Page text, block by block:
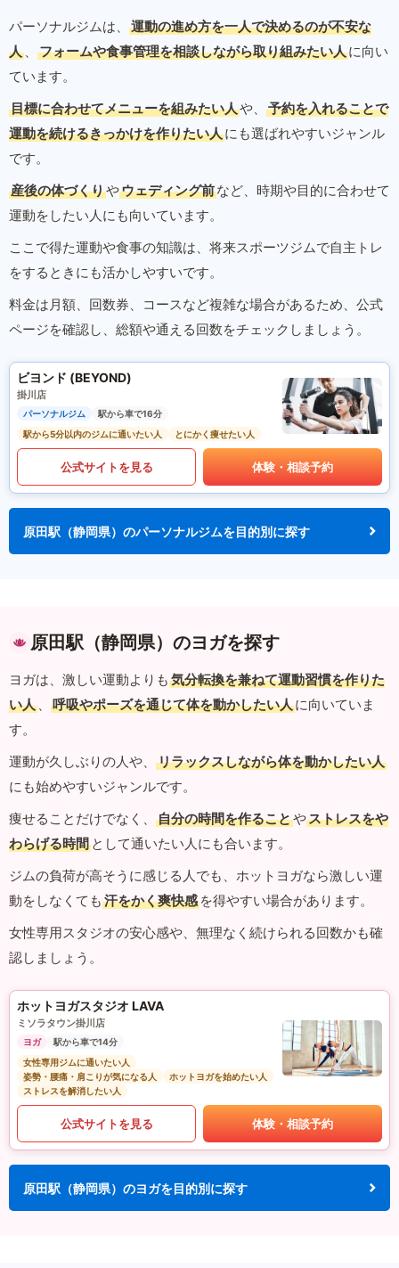
パーソナルジムは、
運動の進め方を一人で決めるのが不安な
人 、 フォームや食事管理を相談しながら取り組みたい人に向い
ています。
目標に合わせてメニューを組みたい人や、
予約を入れることで
運動を続けるきっかけを作りたい人にも選ばれやすいジャンル
です。
産後の体づくりやウェディング前など、時期や目的に合わせて
運動をしたい人にも向いています。
ここで得た運動や食事の知識は、将来スポーツジムで自主トレ
をするときにも活かしやすいです。
料金は月額、回数券、コースなど複雑な場合があるため、公式
ページを確認し、総額や通える回数をチェックしましょう。
ビヨンド (BEYOND)
掛川店
パーソナルジム
駅から車で16分
駅から5分以内のジムに通いたい人
とにかく痩せたい人
公式サイトを見る 体験・相談予約
原田駅（静岡県）のパーソナルジムを目的別に探す
原田駅（静岡県）のヨガを探す
ヨガは、激しい運動よりも 気分転換を兼ねて運動習慣を作りた
い人 、 呼吸やポーズを通じて体を動かしたい人に向いていま
す。
運動が久しぶりの人や、
リラックスしながら体を動かしたい人
にも始めやすいジャンルです。
痩せることだけでなく、
自分の時間を作ることやストレスをや
わらげる時間 として通いたい人にも合います。
ジムの負荷が高そうに感じる人でも、ホットヨガなら激しい運
動をしなくても 汗をかく爽快感 を得やすい場合があります。
女性専用スタジオの安心感や、無理なく続けられる回数かも確
認しましょう。
ホットヨガスタジオ LAVA
ミソラタウン掛川店
ヨガ
駅から車で14分
女性専用ジムに通いたい人
姿勢・腰痛・肩こりが気になる人
ホットヨガを始めたい人
ストレスを解消したい人
公式サイトを見る 体験・相談予約
原田駅（静岡県）のヨガを目的別に探す